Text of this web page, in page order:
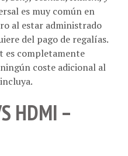
es muy común en
al estar administrado
del pago de regalías.
es completamente
coste adicional al
HDMI –